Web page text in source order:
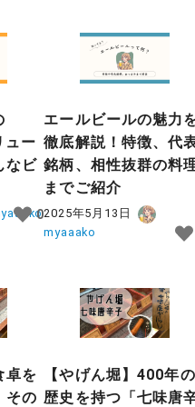
ュー
なビ
0
エールビールの魅力
徹底解説！特徴、代
銘柄、相性抜群の料
までご紹介
2025年5月13日
myaaako
卓を
その
【やげん堀】400年の
歴史を持つ「七味唐